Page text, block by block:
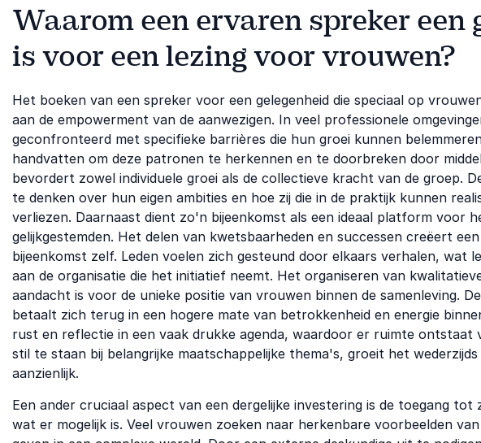
Waarom een ervaren spreker een
is voor een lezing voor vrouwen?
Het boeken van een spreker voor een gelegenheid die speciaal op
aan de empowerment van de aanwezigen. In veel professionele
geconfronteerd met specifieke barrières die hun groei kunnen
handvatten om deze patronen te herkennen en te doorbreken door
bevordert zowel individuele groei als de collectieve kracht van de groep.
te denken over hun eigen ambities en hoe zij die in de praktijk kunnen
verliezen. Daarnaast dient zo'n bijeenkomst als een ideaal platform voor
gelijkgestemden. Het delen van kwetsbaarheden en successen creëert
bijeenkomst zelf. Leden voelen zich gesteund door elkaars verhalen, wat
aan de organisatie die het initiatief neemt. Het organiseren van
aandacht is voor de unieke positie van vrouwen binnen de samenleving.
betaalt zich terug in een hogere mate van betrokkenheid en energie
rust en reflectie in een vaak drukke agenda, waardoor er ruimte ontstaat
stil te staan bij belangrijke maatschappelijke thema's, groeit het
aanzienlijk.
Een ander cruciaal aspect van een dergelijke investering is de toegang
wat er mogelijk is. Veel vrouwen zoeken naar herkenbare voorbeelden